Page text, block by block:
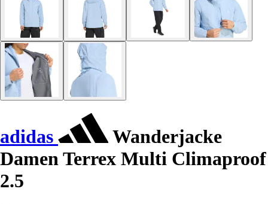
adidas
Wanderjacke
Damen Terrex Multi Climaproof
2.5